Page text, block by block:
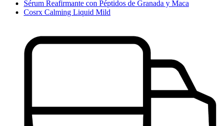
Sérum Reafirmante con Péptidos de Granada y Maca
Cosrx Calming Liquid Mild